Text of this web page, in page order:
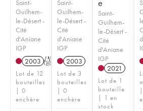
Saint-
Guilhem-
le-Désert -
Cité
d'Aniane
IGP
2003 T
Lot de 12
bouteilles
| 0
enchère
Saint-
Guilhem-
le-Désert -
Cité
d'Aniane
IGP
2003
Lot de 3
bouteilles
| 0
enchère
e
Saint-
Guilhem-
le-Désert -
Cité
d'Aniane
IGP
2021
Lot de 1
bouteille
| 1 en
stock